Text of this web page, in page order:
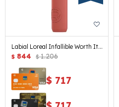
Labial Loreal Infallible Worth It
Medium
$ 844 $ 1.206
$ 717